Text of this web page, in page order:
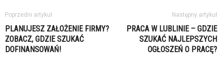
Poprzedni artykuł
PLANUJESZ ZAŁOŻENIE FIRMY?
ZOBACZ, GDZIE SZUKAĆ
DOFINANSOWAŃ!
Następny artykuł
PRACA W LUBLINIE – GDZIE
SZUKAĆ NAJLEPSZYCH
OGŁOSZEŃ O PRACĘ?